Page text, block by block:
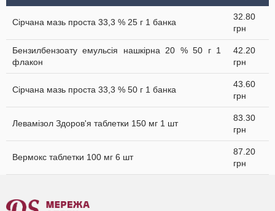
Сірчана мазь проста 33,3 % 25 г 1 банка
32.80
грн
Бензилбензоату емульсія нашкірна 20 % 50 г 1
флакон
42.20
грн
Сірчана мазь проста 33,3 % 50 г 1 банка
43.60
грн
Левамізол Здоров'я таблетки 150 мг 1 шт
83.30
грн
Вермокс таблетки 100 мг 6 шт
87.20
грн